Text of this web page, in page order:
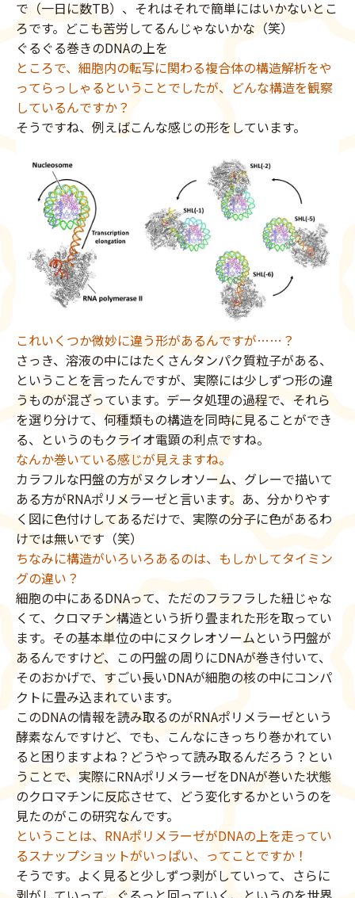
で（一日に数TB）、それはそれで簡単にはいかないとこ
ろです。どこも苦労してるんじゃないかな（笑）
ぐるぐる巻きのDNAの上を
ところで、細胞内の転写に関わる複合体の構造解析をや
ってらっしゃるということでしたが、どんな構造を観察
しているんですか？
そうですね、例えばこんな感じの形をしています。
これいくつか微妙に違う形があるんですが……？
さっき、溶液の中にはたくさんタンパク質粒子がある、
ということを言ったんですが、実際には少しずつ形の違
うものが混ざっています。データ処理の過程で、それら
を選り分けて、何種類もの構造を同時に見ることができ
る、というのもクライオ電顕の利点ですね。
なんか巻いている感じが見えますね。
カラフルな円盤の方がヌクレオソーム、グレーで描いて
ある方がRNAポリメラーゼと言います。あ、分かりやす
く図に色付けしてあるだけで、実際の分子に色があるわ
けでは無いです（笑）
ちなみに構造がいろいろあるのは、もしかしてタイミン
グの違い？
細胞の中にあるDNAって、ただのフラフラした紐じゃな
くて、クロマチン構造という折り畳まれた形を取ってい
ます。その基本単位の中にヌクレオソームという円盤が
あるんですけど、この円盤の周りにDNAが巻き付いて、
そのおかげで、すごい長いDNAが細胞の核の中にコンパ
クトに畳み込まれています。
このDNAの情報を読み取るのがRNAポリメラーゼという
酵素なんですけど、でも、こんなにきっちり巻かれてい
ると困りますよね？どうやって読み取るんだろう？とい
うことで、実際にRNAポリメラーゼをDNAが巻いた状態
のクロマチンに反応させて、どう変化するかというのを
見たのがこの研究なんです。
ということは、RNAポリメラーゼがDNAの上を走ってい
るスナップショットがいっぱい、ってことですか！
そうです。よく見ると少しずつ剥がしていって、さらに